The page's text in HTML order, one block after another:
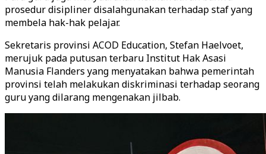
prosedur disipliner disalahgunakan terhadap staf yang
membela hak-hak pelajar.
Sekretaris provinsi ACOD Education, Stefan Haelvoet,
merujuk pada putusan terbaru Institut Hak Asasi
Manusia Flanders yang menyatakan bahwa pemerintah
provinsi telah melakukan diskriminasi terhadap seorang
guru yang dilarang mengenakan jilbab.